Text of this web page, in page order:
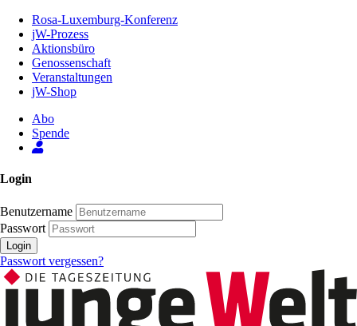
Inhalt
Seite
Rosa-Luxemburg-Konferenz
jW-Prozess
Aktionsbüro
Genossenschaft
Veranstaltungen
jW-Shop
Abo
Spende
Login
Benutzername
Passwort
Login
Passwort vergessen?